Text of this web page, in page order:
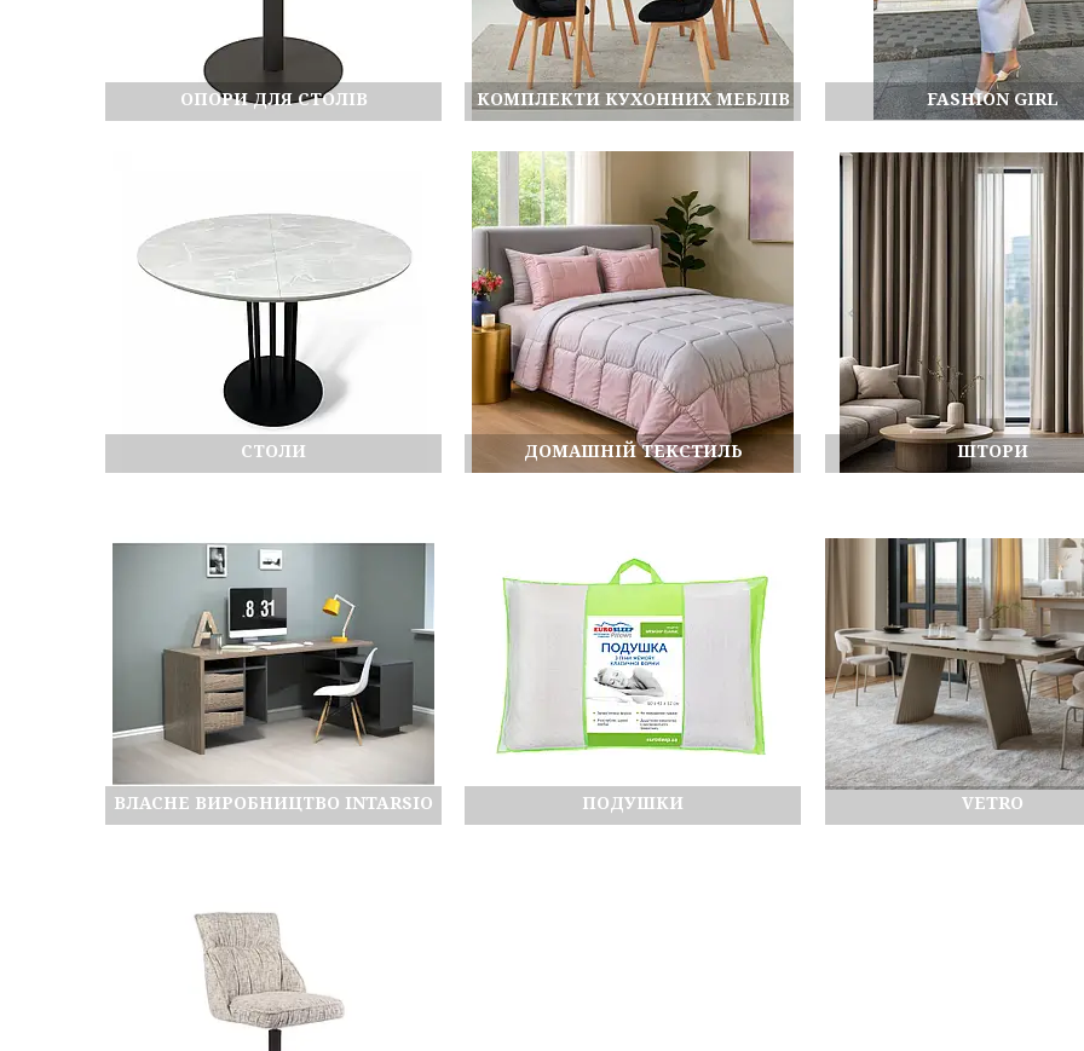
ОПОРИ ДЛЯ СТОЛІВ КОМПЛЕКТИ КУХОННИХ МЕБЛІВ FASHION GIRL
СТОЛИ ДОМАШНІЙ ТЕКСТИЛЬ ШТОРИ
ВЛАСНЕ ВИРОБНИЦТВО INTARSIO ПОДУШКИ VETRO